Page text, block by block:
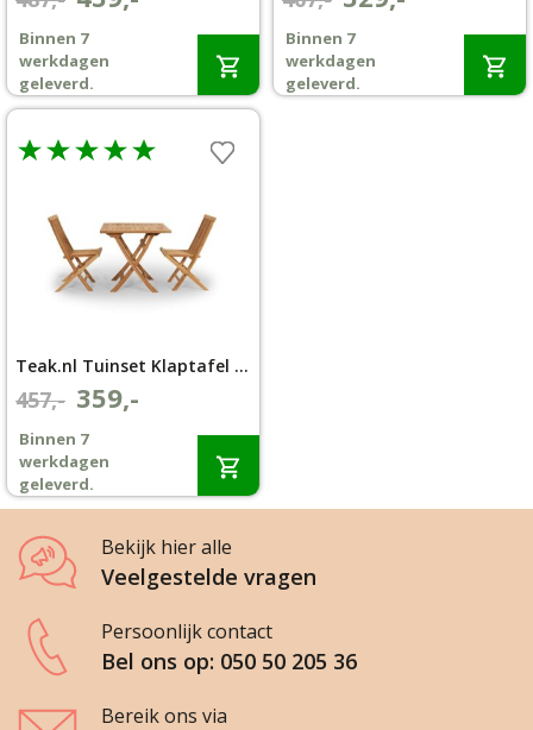
Wenslijst
Mijn account
was:
€487,-.
Binnen 7
werkdagen
geleverd.
was:
€407,-.
Binnen 7
werkdagen
geleverd.
Teak.nl Tuinset Klaptafel 80×80 met 2 Klapstoel Aru
457,- Oorspronkelijke
was:
€457,-.
359,-
Binnen 7
werkdagen
geleverd.
Bekijk hier alle
Veelgestelde vragen
Persoonlijk contact
Bel ons op: 050 50 205 36
Bereik ons via